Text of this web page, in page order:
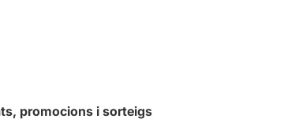
promocions i sorteigs